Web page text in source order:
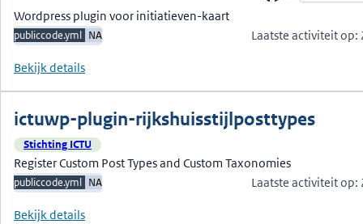
Wordpress plugin voor initiatieven-kaart
publiccode.yml NA Laatste activiteit
Bekijk details
ictuwp-plugin-rijkshuisstijlposttypes
Stichting ICTU
Register Custom Post Types and Custom Taxonomies
publiccode.yml NA Laatste activiteit
Bekijk details